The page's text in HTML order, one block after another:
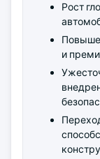
Рост
и